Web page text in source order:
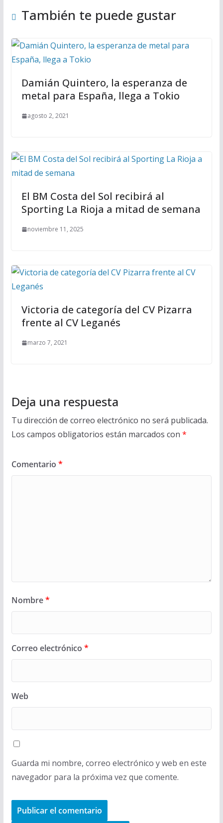
También te puede gustar
Damián Quintero, la esperanza de
metal para España, llega a Tokio
agosto 2, 2021
El BM Costa del Sol recibirá al
Sporting La Rioja a mitad de semana
noviembre 11, 2025
Victoria de categoría del CV Pizarra
frente al CV Leganés
marzo 7, 2021
Deja una respuesta
Tu dirección de correo electrónico no será publicada.
Los campos obligatorios están marcados con *
Comentario *
Nombre*
Correo electrónico *
Web
Guarda mi nombre, correo electrónico y web en este
navegador para la próxima vez que comente.